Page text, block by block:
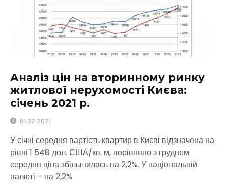
Аналіз цін на вторинному ринку
житлової нерухомості Києва:
січень 2021 р.
01.02.2021
У січні середня вартість квартир в Києві відзначена на
рівні 1 548 дол. США/кв. м, порівняно з груднем
середня ціна збільшилась на 2,2%. У національній
валюті – на 2,2%